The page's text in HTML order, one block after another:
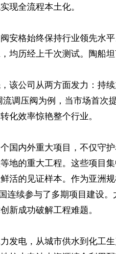
现全流程本土化。
安格始终保持行业领先水
均历经上千次测试。陶船
该公司从两方面发力：持
流调压阀为例，当市场首次
化效率惊艳整个行业。
国内外重大项目，不仅守
地的重大工程。这些项目
活的见证样本。作为亚洲
连续参与了多期项目建设
新成功破解工程难题。
发电，从城市供水到化工